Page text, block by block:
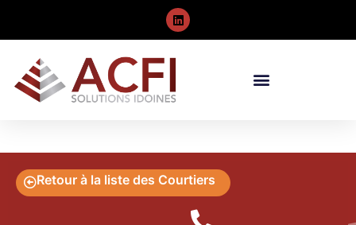
Retour à la liste des Courtiers